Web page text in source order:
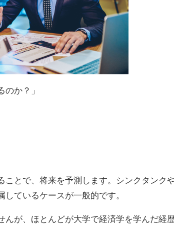
のか？」
ことで、将来を予測します。シンクタンク
ているケースが一般的です。
んが、ほとんどが大学で経済学を学んだ経